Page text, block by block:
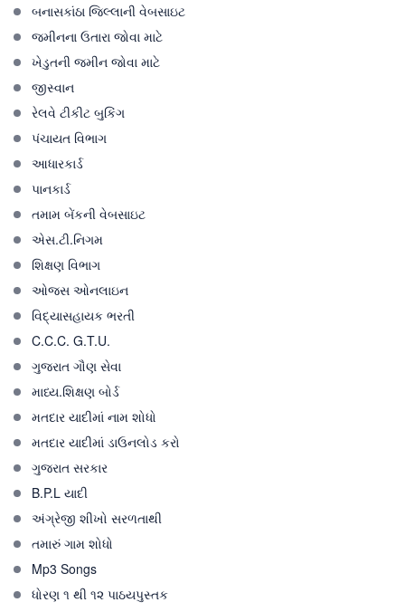
બનાસકાંઠા જિલ્લાની વેબસાઇટ
જમીનના ઉતારા જોવા માટે
ખેડુતની જમીન જોવા માટે
જીસ્વાન
રેલવે ટીકીટ બુકિંગ
પંચાયત વિભાગ
આધારકાર્ડ
પાનકાર્ડ
તમામ બેંકની વેબસાઇટ
એસ.ટી.નિગમ
શિક્ષણ વિભાગ
ઓજસ ઓનલાઇન
વિદ્યાસહાયક ભરતી
C.C.C. G.T.U.
ગુજરાત ગૌણ સેવા
માધ્ય.શિક્ષણ બોર્ડ
મતદાર યાદીમાં નામ શોધો
મતદાર યાદીમાં ડાઉનલોડ કરો
ગુજરાત સરકાર
B.P.L યાદી
અંગ્રેજી શીખો સરળતાથી
તમારું ગામ શોધો
Mp3 Songs
ધોરણ ૧ થી ૧૨ પાઠયપુસ્તક